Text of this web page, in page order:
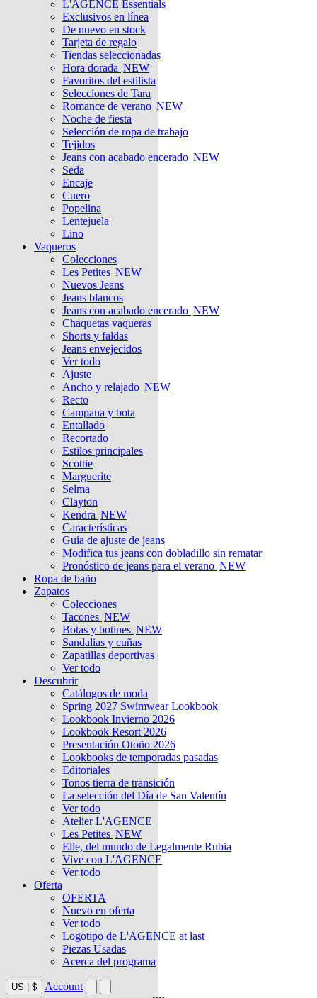
L'AGENCE Essentials
Exclusivos en línea
De nuevo en stock
Tarjeta de regalo
Tiendas seleccionadas
Hora dorada NEW
Favoritos del estilista
Selecciones de Tara
Romance de verano NEW
Noche de fiesta
Selección de ropa de trabajo
Tejidos
Jeans con acabado encerado NEW
Seda
Encaje
Cuero
Popelina
Lentejuela
Lino
Vaqueros
Colecciones
Les Petites NEW
Nuevos Jeans
Jeans blancos
Jeans con acabado encerado NEW
Chaquetas vaqueras
Shorts y faldas
Jeans envejecidos
Ver todo
Ajuste
Ancho y relajado NEW
Recto
Campana y bota
Entallado
Recortado
Estilos principales
Scottie
Marguerite
Selma
Clayton
Kendra NEW
Características
Guía de ajuste de jeans
Modifica tus jeans con dobladillo sin rematar
Pronóstico de jeans para el verano NEW
Ropa de baño
Zapatos
Colecciones
Tacones NEW
Botas y botines NEW
Sandalias y cuñas
Zapatillas deportivas
Ver todo
Descubrir
Catálogos de moda
Spring 2027 Swimwear Lookbook
Lookbook Invierno 2026
Lookbook Resort 2026
Presentación Otoño 2026
Lookbooks de temporadas pasadas
Editoriales
Tonos tierra de transición
La selección del Día de San Valentín
Ver todo
Atelier L'AGENCE
Les Petites NEW
Elle, del mundo de Legalmente Rubia
Vive con L'AGENCE
Ver todo
Oferta
OFERTA
Nuevo en oferta
Ver todo
Logotipo de L'AGENCE at last
Piezas Usadas
Acerca del programa
US $ Account